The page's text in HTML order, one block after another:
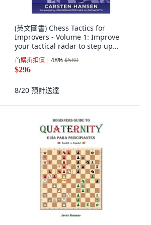
(英文圖書) Chess Tactics for
Improvers - Volume 1: Improve
your tactical radar to step up
your game 平裝版, Carstenchess,
英文
首購折扣價 48%$580
$296
8/20 預計送達